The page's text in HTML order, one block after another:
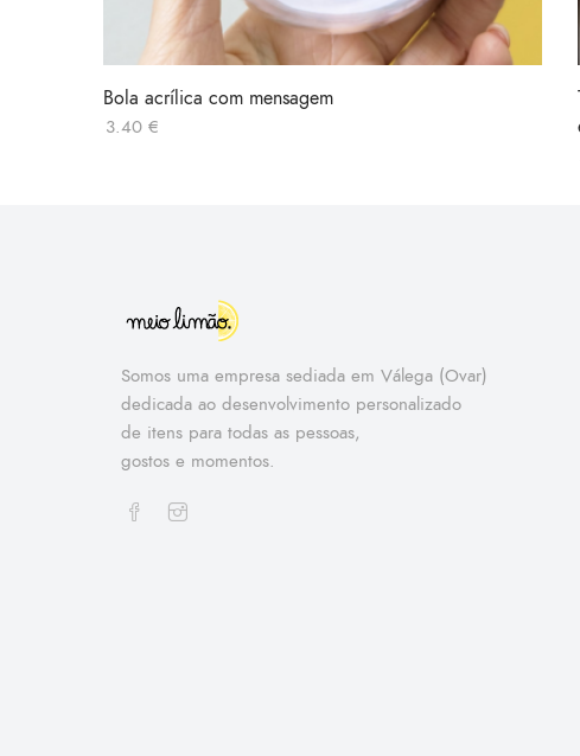
Bola acrílica com mensagem
3.40 €
Somos uma empresa sediada em Válega (Ovar)
dedicada ao desenvolvimento personalizado
de itens para todas as pessoas,
gostos e momentos.